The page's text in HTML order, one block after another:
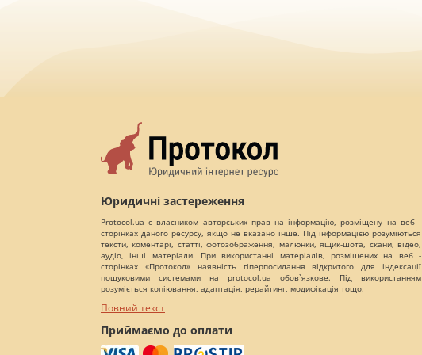
Юридичні застереження
Protocol.ua є власником авторських прав на інформацію, розміщену на веб -
сторінках даного ресурсу, якщо не вказано інше. Під інформацією розуміються
тексти, коментарі, статті, фотозображення, малюнки, ящик-шота, скани, відео,
аудіо, інші матеріали. При використанні матеріалів, розміщених на веб -
сторінках «Протокол» наявність гіперпосилання відкритого для індексації
пошуковими системами на protocol.ua обов`язкове. Під використанням
розуміється копіювання, адаптація, рерайтинг, модифікація тощо.
Повний текст
Приймаємо до оплати